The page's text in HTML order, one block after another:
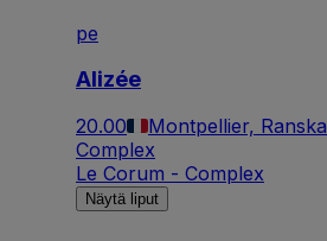
pe
Alizée
20.00 Montpellier, Ranska
Complex
Le Corum - Complex
Näytä liput